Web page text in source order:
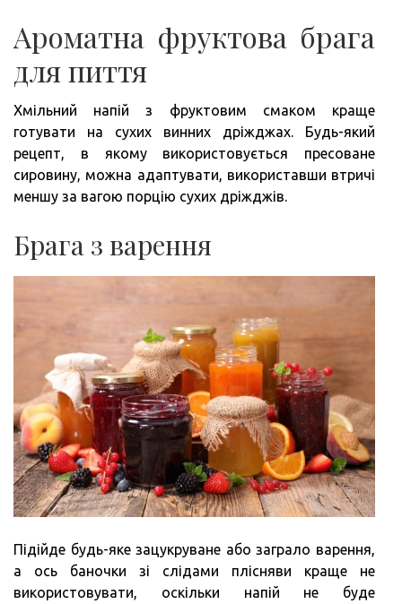
Ароматна фруктова брага
для пиття
Хмільний напій з фруктовим смаком краще
готувати на сухих винних дріжджах. Будь-який
рецепт, в якому використовується пресоване
сировину, можна адаптувати, використавши втричі
меншу за вагою порцію сухих дріжджів.
Брага з варення
Підійде будь-яке зацукруване або заграло варення,
а ось баночки зі слідами плісняви краще не
використовувати, оскільки напій не буде